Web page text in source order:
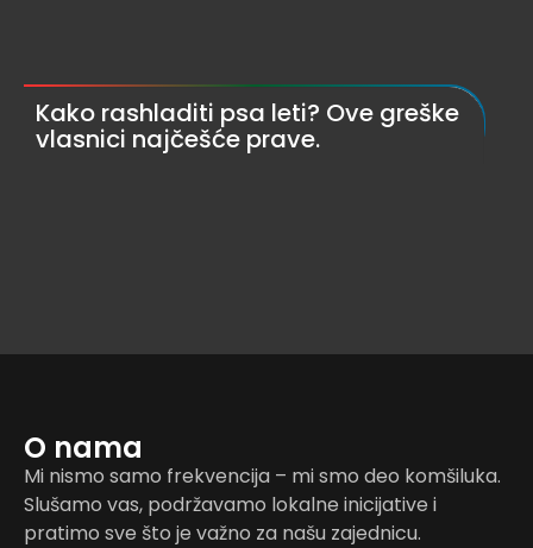
Kako rashladiti psa leti? Ove greške
vlasnici najčešće prave.
O nama
Mi nismo samo frekvencija – mi smo deo komšiluka.
Slušamo vas, podržavamo lokalne inicijative i
pratimo sve što je važno za našu zajednicu.